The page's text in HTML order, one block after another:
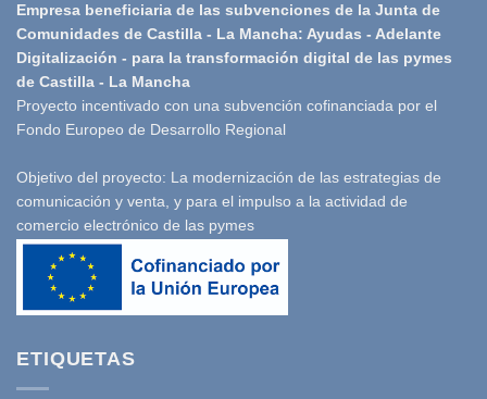
Empresa beneficiaria de las subvenciones de la Junta de
Comunidades de Castilla - La Mancha: Ayudas - Adelante
Digitalización - para la transformación digital de las pymes
de Castilla - La Mancha
Proyecto incentivado con una subvención cofinanciada por el
Fondo Europeo de Desarrollo Regional
Objetivo del proyecto: La modernización de las estrategias de
comunicación y venta, y para el impulso a la actividad de
comercio electrónico de las pymes
ETIQUETAS